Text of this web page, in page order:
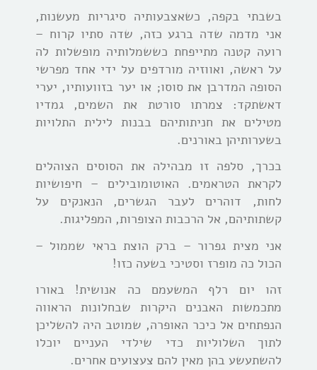
בשבתי בקפה, כשאצבעותיה סיגריות מעשנות,
אני מדמה שדה ברגע כזה, שדה סתיו קרוח –
רועה קטנה מתייפחת כששמלותיה מופשלות לה
על ראשה, ואווזיה מורדפים על ידי אחד מפרשי
הסופה המדרבן את סוסו; או יער בזוועותיו, יערי
דאשתקד: צמרתו סורטת את השמים, גמדיו
מטילים את חניתותיהם בבנות לילית התלויות
בשערותיהן באורנים.
בכרך, סלפה זו מבהילה את הסוסים הצוהלים
לקראת הטראמים. האוטומובילים – חיפושיות
לחות, דוהרים לעבר הגשרים, הנאנקים על
קשתותיהם, אל הרכבות הצופרות, המפליגות.
אני מצית גפרור – ברק הוצת בראי שממול –
הכול כה מופרז וסטיכי בשעה כזו!
זהו יום רלף המשעמם כה אנושית! באורו
מתכמשות האבנים היקרות שבחלונות הראווה
הנפתחים אל כיכר האופרה, שמוטב היה להשליכן
לתוך השלוליות כדי שילדי העניים יוכלו
להשתעשע בהן מאין להם צעצועים אחרים.